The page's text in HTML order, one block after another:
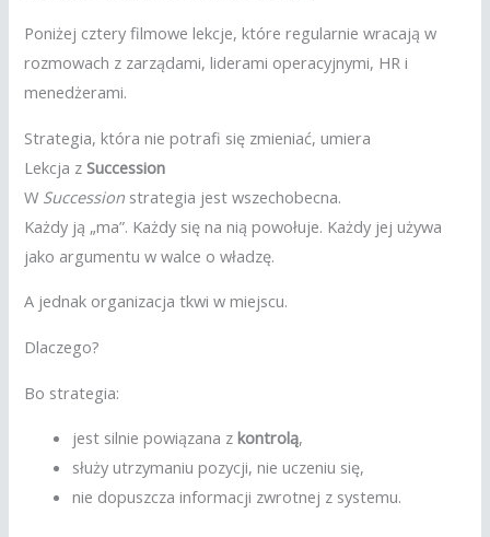
Poniżej cztery filmowe lekcje, które regularnie wracają w
rozmowach z zarządami, liderami operacyjnymi, HR i
menedżerami.
Strategia, która nie potrafi się zmieniać, umiera
Lekcja zSuccession
W Succession strategia jest wszechobecna.
Każdy ją „ma”. Każdy się na nią powołuje. Każdy jej używa
jako argumentu w walce o władzę.
A jednak organizacja tkwi w miejscu.
Dlaczego?
Bo strategia:
jest silnie powiązana zkontrolą,
służy utrzymaniu pozycji, nie uczeniu się,
nie dopuszcza informacji zwrotnej z systemu.